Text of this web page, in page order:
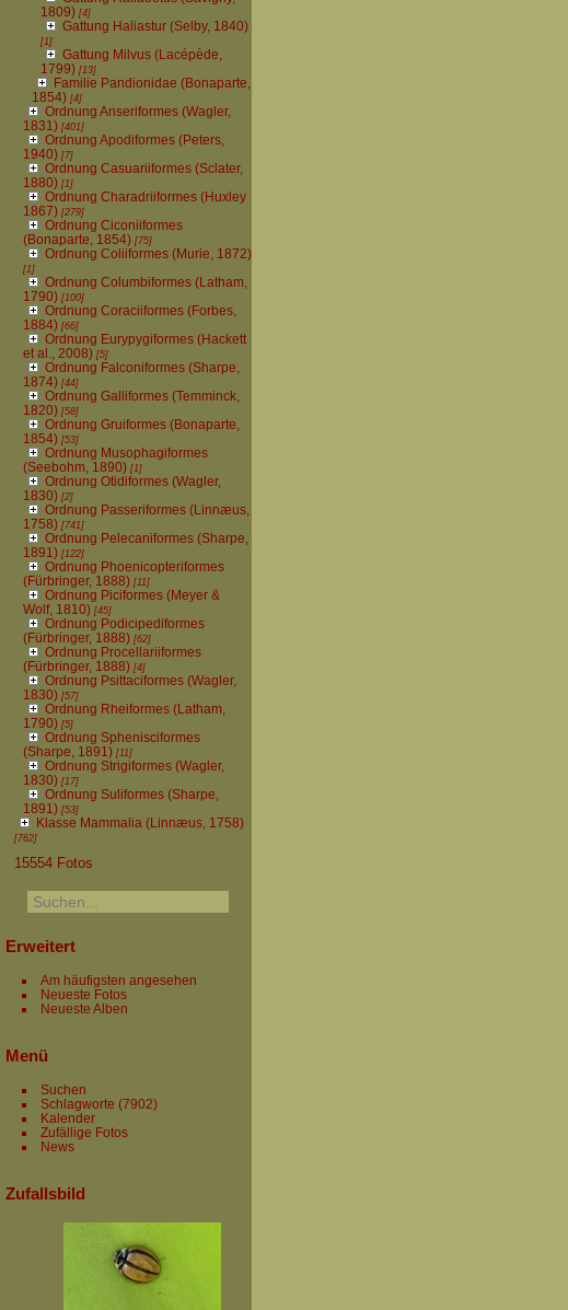
1809)[4]
Gattung Haliastur (Selby, 1840)
[1]
Gattung Milvus (Lacépède,
1799)[13]
Familie Pandionidae (Bonaparte,
1854)[4]
Ordnung Anseriformes (Wagler,
1831)[401]
Ordnung Apodiformes (Peters,
1940)[7]
Ordnung Casuariiformes (Sclater,
1880)[1]
Ordnung Charadriiformes (Huxley
1867)[279]
Ordnung Ciconiiformes
(Bonaparte, 1854)[75]
Ordnung Coliiformes (Murie, 1872)
[1]
Ordnung Columbiformes (Latham,
1790)[100]
Ordnung Coraciiformes (Forbes,
1884)[66]
Ordnung Eurypygiformes (Hackett
et al., 2008)[5]
Ordnung Falconiformes (Sharpe,
1874)[44]
Ordnung Galliformes (Temminck,
1820)[58]
Ordnung Gruiformes (Bonaparte,
1854)[53]
Ordnung Musophagiformes
(Seebohm, 1890)[1]
Ordnung Otidiformes (Wagler,
1830)[2]
Ordnung Passeriformes (Linnæus,
1758)[741]
Ordnung Pelecaniformes (Sharpe,
1891)[122]
Ordnung Phoenicopteriformes
(Fürbringer, 1888)[11]
Ordnung Piciformes (Meyer &
Wolf, 1810)[45]
Ordnung Podicipediformes
(Fürbringer, 1888)[62]
Ordnung Procellariiformes
(Fürbringer, 1888)[4]
Ordnung Psittaciformes (Wagler,
1830)[57]
Ordnung Rheiformes (Latham,
1790) [5]
Ordnung Sphenisciformes
(Sharpe, 1891)[11]
Ordnung Strigiformes (Wagler,
1830)[17]
Ordnung Suliformes (Sharpe,
1891)[53]
Klasse Mammalia (Linnæus, 1758)
[762]
15554 Fotos
Erweitert
Am häufigsten angesehen
Neueste Fotos
Neueste Alben
Menü
Suchen
Schlagworte (7902)
Kalender
Zufällige Fotos
News
Zufallsbild